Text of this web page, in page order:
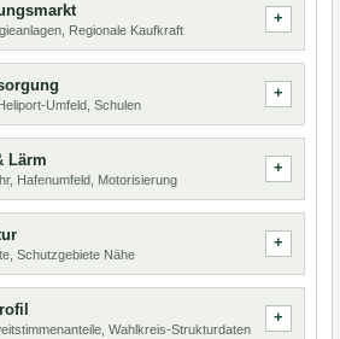
Regionale Kaufkraft
Umfeld, Schulen
Lärm
Hafenumfeld, Motorisierung
Schutzgebiete Nähe
Wahlkreis-Strukturdaten